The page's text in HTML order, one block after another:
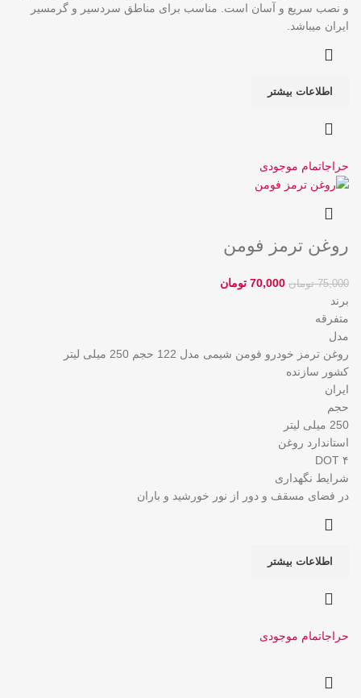
و نصب سریع و آسان است. مناسب برای مناطق سردسیر و گرمسیر
ایران میباشد.
اطلاعات بیشتر
حراجاتمام موجودی
روغن ترمز فومن
75,000 تومان 70,000 تومان
برند
متفرقه
مدل
روغن ترمز خودرو فومن شیمی مدل 122 حجم 250 میلی‌ لیتر
کشور سازنده
ایران
حجم
250 میلی‌ لیتر
استاندارد روغن
DOT ۴
شرایط نگهداری
در فضای مسقف و دور از نور خورشید و باران
اطلاعات بیشتر
حراجاتمام موجودی